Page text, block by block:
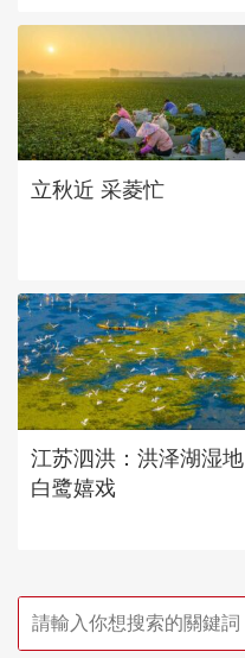
立秋近 采菱忙
江苏泗洪：洪泽湖湿地
白鹭嬉戏